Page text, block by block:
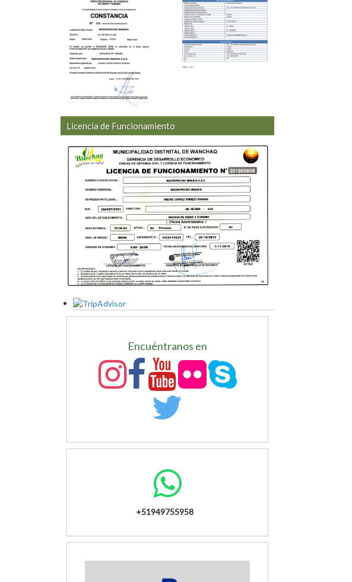
Licencia de Funcionamiento
Encuéntranos en
+51949755958